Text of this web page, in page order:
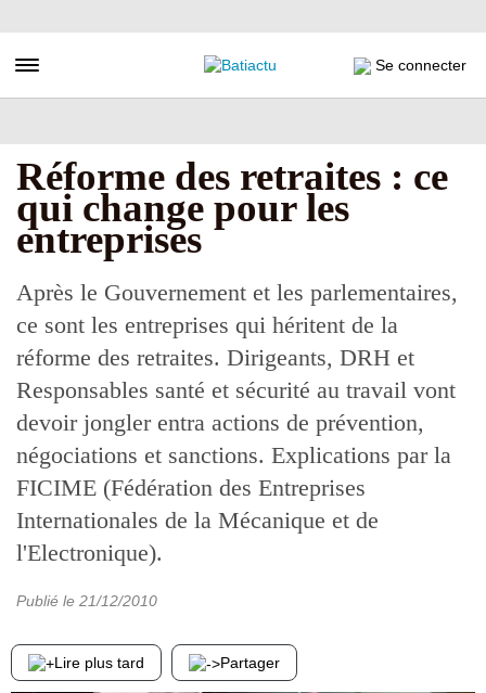
au
principal
Toggle navigation Se connecter
Réforme des retraites : ce
qui change pour les
entreprises
Après le Gouvernement et les parlementaires,
ce sont les entreprises qui héritent de la
réforme des retraites. Dirigeants, DRH et
Responsables santé et sécurité au travail vont
devoir jongler entra actions de prévention,
négociations et sanctions. Explications par la
FICIME (Fédération des Entreprises
Internationales de la Mécanique et de
l'Electronique).
Publié le 21/12/2010
Lire plus tard Partager